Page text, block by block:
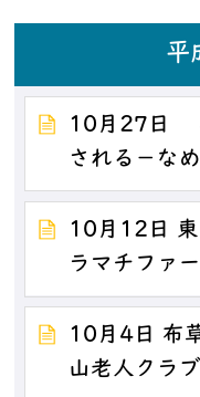
平
10月27日
される－な
10月12日 東
ラマチファ
10月4日 布
山老人クラ